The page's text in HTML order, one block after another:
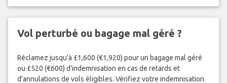
Vol perturbé ou bagage mal géré ?
Réclamez jusqu'à £1,600 (€1,920) pour un bagage mal géré
ou £520 (€600) d'indemnisation en cas de retards et
d'annulations de vols éligibles. Vérifiez votre indemnisation